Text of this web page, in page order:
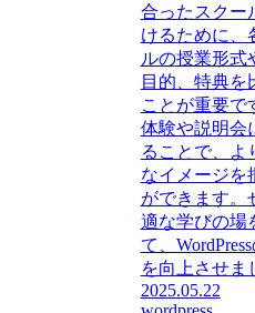
合ったスクー
けるために、
ルの授業形式
目的、特典を
ことが重要で
体験や説明会
ることで、よ
なイメージを
ができます。
適な学びの場
て、
を向上させま
2025.05.22